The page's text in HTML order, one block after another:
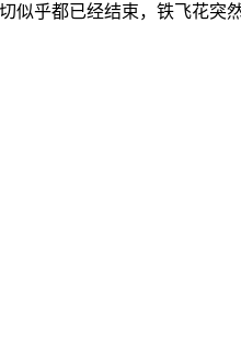
似乎都已经结束，铁飞花突